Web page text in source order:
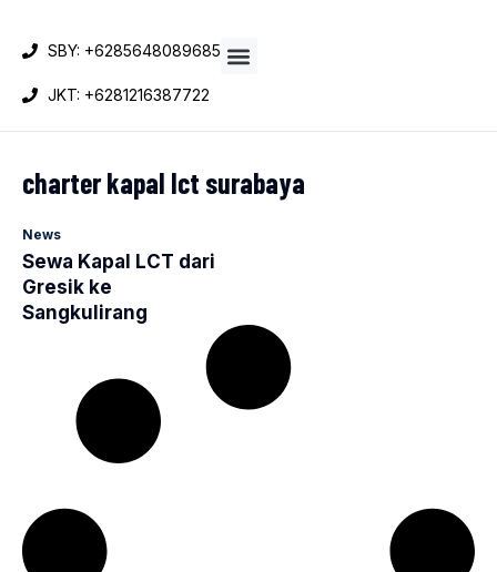
SBY: +6285648089685
JKT: +6281216387722
charter kapal lct surabaya
News
Sewa Kapal LCT dari
Gresik ke
Sangkulirang